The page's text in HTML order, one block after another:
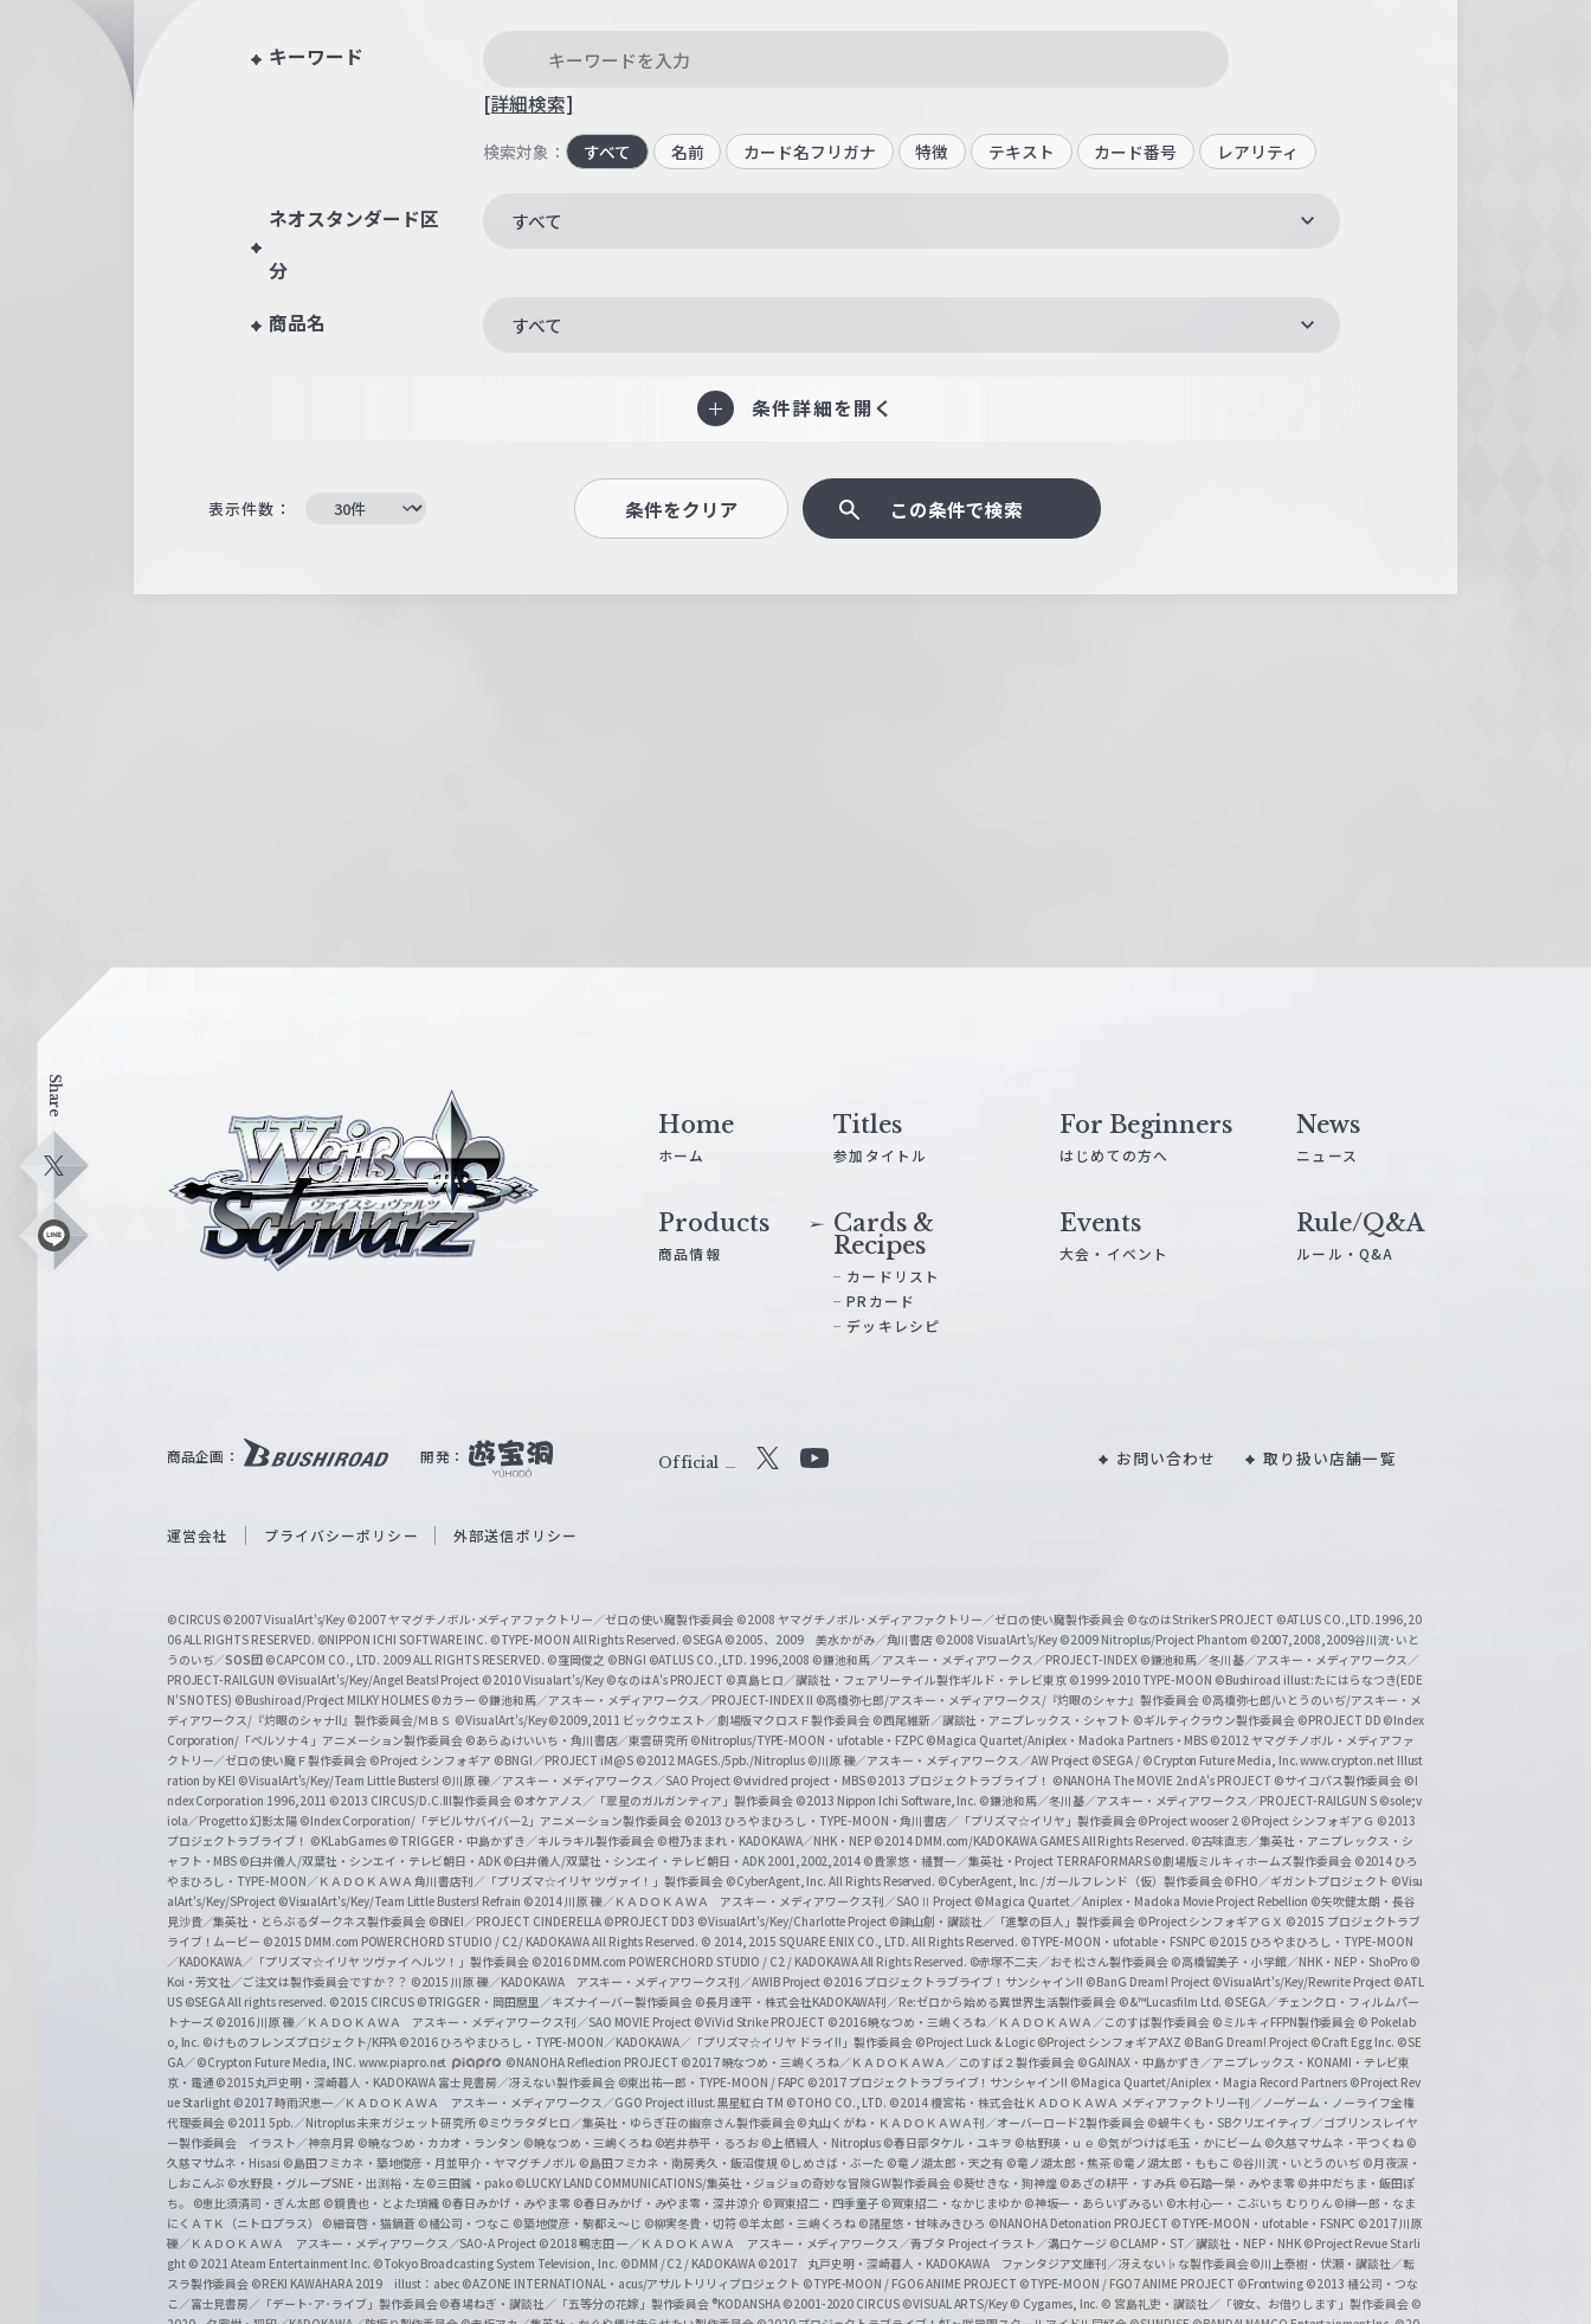
キーワード
[詳細検索]
検索対象： すべて 名前 カード名フリガナ 特徴 テキスト カード番号 レアリティ
ネオスタンダード区
分
すべて
商品名 すべて
条件詳細を開く
表示件数： 条件をクリア この条件で検索
Share
X
L
ス
W
i
c
h
w
a
r
z
Home
ホーム
Titles
参加タイトル
For Beginners
はじめての方へ
News
ニュース
Products
商品情報
Cards &
Recipes
カードリスト
PRカード
デッキレシピ
Events
大会・イベント
Rule/Q&A
ルール・Q&A
商品企画： 開発： Official
b
e
O
f
f
i
c
i
a
l
C
h
a
n
n
e
l
お問い合わせ 取り扱い店舗一覧
運営会社 プライバシーポリシー 外部送信ポリシー
©CIRCUS ©2007 VisualArt's/Key ©2007 ヤマグチノボル･メディアファクトリー／ゼロの使い魔製作委員会 ©2008 ヤマグチノボル･メディアファクトリー／ゼロの使い魔製作委員会 ©なのはStrikerS PROJECT ©ATLUS CO.,LTD.1996,20
06 ALL RIGHTS RESERVED. ©NIPPON ICHI SOFTWARE INC. ©TYPE-MOON All Rights Reserved. ©SEGA ©2005、2009 美水かがみ／角川書店 ©2008 VisualArt's/Key ©2009 Nitroplus/Project Phantom ©2007,2008,2009谷川流･いと
うのいぢ／SOS団 ©CAPCOM CO., LTD. 2009 ALL RIGHTS RESERVED. ©窪岡俊之 ©BNGI ©ATLUS CO.,LTD. 1996,2008 ©鎌池和馬／アスキー・メディアワークス／PROJECT-INDEX ©鎌池和馬／冬川基／アスキー・メディアワークス／
PROJECT-RAILGUN ©VisualArt's/Key/Angel Beats! Project ©2010 Visualart's/Key ©なのはA's PROJECT ©真島ヒロ／講談社・フェアリーテイル製作ギルド・テレビ東京 ©1999-2010 TYPE-MOON ©Bushiroad illust:たにはらなつき(EDE
N'S NOTES) ©Bushiroad/Project MILKY HOLMES ©カラー ©鎌池和馬／アスキー・メディアワークス／PROJECT-INDEX II ©高橋弥七郎/アスキー・メディアワークス/『灼眼のシャナ』製作委員会 ©高橋弥七郎/いとうのいぢ/アスキー・メ
ディアワークス/『灼眼のシャナII』製作委員会/ＭＢＳ ©VisualArt's/Key©2009,2011 ビックウエスト／劇場版マクロスＦ製作委員会 ©西尾維新／講談社・アニプレックス・シャフト ©ギルティクラウン製作委員会 ©PROJECT DD ©Index
Corporation/「ペルソナ４」アニメーション製作委員会 ©あらゐけいいち・角川書店／東雲研究所 ©Nitroplus/TYPE-MOON・ufotable・FZPC ©Magica Quartet/Aniplex・Madoka Partners・MBS ©2012 ヤマグチノボル・メディアファ
クトリー／ゼロの使い魔Ｆ製作委員会 ©Project シンフォギア ©BNGI／PROJECT iM@S ©2012 MAGES./5pb./Nitroplus ©川原 礫／アスキー・メディアワークス／AW Project ©SEGA / ©Crypton Future Media, Inc. www.crypton.net Illust
ration by KEI ©VisualArt's/Key/Team Little Busters! ©川原 礫／アスキー・メディアワークス／SAO Project ©vividred project・MBS ©2013 プロジェクトラブライブ！ ©NANOHA The MOVIE 2nd A's PROJECT ©サイコパス製作委員会 ©I
ndex Corporation 1996,2011 ©2013 CIRCUS/D.C.III製作委員会 ©オケアノス／「翠星のガルガンティア」製作委員会 ©2013 Nippon Ichi Software, Inc. ©鎌池和馬／冬川基／アスキー・メディアワークス／PROJECT-RAILGUN S ©sole;v
iola／Progetto 幻影太陽 ©Index Corporation/「デビルサバイバー2」アニメーション製作委員会 ©2013 ひろやまひろし・TYPE-MOON・角川書店／「プリズマ☆イリヤ」製作委員会©Project wooser 2 ©Project シンフォギアＧ ©2013
プロジェクトラブライブ！ ©KLabGames © TRIGGER・中島かずき／キルラキル製作委員会 ©橙乃ままれ・KADOKAWA／NHK・NEP ©2014 DMM.com/KADOKAWA GAMES All Rights Reserved. ©古味直志／集英社・アニプレックス・シ
ャフト・MBS ©臼井儀人/双葉社・シンエイ・テレビ朝日・ADK ©臼井儀人/双葉社・シンエイ・テレビ朝日・ADK 2001,2002,2014 ©貴家悠・橘賢一／集英社・Project TERRAFORMARS©劇場版ミルキィホームズ製作委員会 ©2014 ひろ
やまひろし・TYPE-MOON／ＫＡＤＯＫＡＷＡ 角川書店刊／「プリズマ☆イリヤ ツヴァイ！」製作委員会 ©CyberAgent, Inc. All Rights Reserved. ©CyberAgent, Inc. /ガールフレンド（仮）製作委員会©FHO／ギガントプロジェクト ©Visu
alArt's/Key/SProject ©VisualArt's/Key/Team Little Busters! Refrain ©2014 川原 礫／ＫＡＤＯＫＡＷＡ アスキー・メディアワークス刊／SAOⅡ Project ©Magica Quartet／Aniplex・Madoka Movie Project Rebellion ©矢吹健太朗・長谷
見沙貴／集英社・とらぶるダークネス製作委員会 ©BNEI／PROJECT CINDERELLA ©PROJECT DD3 ©VisualArt's/Key/Charlotte Project ©諫山創・講談社／「進撃の巨人」製作委員会 ©Project シンフォギアＧＸ ©2015 プロジェクトラブ
ライブ！ムービー ©2015 DMM.com POWERCHORD STUDIO / C2 / KADOKAWA All Rights Reserved. © 2014, 2015 SQUARE ENIX CO., LTD. All Rights Reserved. ©TYPE-MOON・ufotable・FSNPC ©2015 ひろやまひろし・TYPE-MOON
／KADOKAWA／「プリズマ☆イリヤ ツヴァイ ヘルツ！」製作委員会 ©2016 DMM.com POWERCHORD STUDIO / C2 / KADOKAWA All Rights Reserved. ©赤塚不二夫／おそ松さん製作委員会 ©高橋留美子・小学館／NHK・NEP・ShoPro ©
Koi・芳文社／ご注文は製作委員会ですか？？ ©2015 川原 礫／KADOKAWA アスキー・メディアワークス刊／AWIB Project ©2016 プロジェクトラブライブ！サンシャイン!! ©BanG Dream! Project ©VisualArt's/Key/Rewrite Project ©ATL
US ©SEGA All rights reserved. ©2015 CIRCUS ©TRIGGER・岡田麿里／キズナイーバー製作委員会 ©長月達平・株式会社KADOKAWA刊／Re:ゼロから始める異世界生活製作委員会 ©&™Lucasfilm Ltd. ©SEGA／チェンクロ・フィルムパー
トナーズ©2016 川原 礫／ＫＡＤＯＫＡＷＡ アスキー・メディアワークス刊／SAO MOVIE Project ©ViVid Strike PROJECT ©2016 暁なつめ・三嶋くろね／ＫＡＤＯＫＡＷＡ／このすば製作委員会 ©ミルキィFFPN製作委員会 © Pokelab
o, Inc. ©けものフレンズプロジェクト/KFPA ©2016 ひろやまひろし・TYPE-MOON／KADOKAWA／「プリズマ☆イリヤ ドライ!!」製作委員会 ©Project Luck & Logic ©Project シンフォギアAXZ ©BanG Dream! Project ©Craft Egg Inc. ©SE
GA／ ©Crypton Future Media, INC. www.piapro.net
©NANOHA Reflection PROJECT ©2017 暁なつめ・三嶋くろね／ＫＡＤＯＫＡＷＡ／このすば２製作委員会 ©GAINAX・中島かずき／アニプレックス・KONAMI・テレビ東
京・電通 ©2015丸戸史明・深崎暮人・KADOKAWA 富士見書房／冴えない製作委員会 ©東出祐一郎・TYPE-MOON / FAPC ©2017 プロジェクトラブライブ！サンシャイン!! ©Magica Quartet/Aniplex・Magia Record Partners ©Project Rev
ue Starlight ©2017 時雨沢恵一／ＫＡＤＯＫＡＷＡ アスキー・メディアワークス／GGO Project illust.黒星紅白 TM ©TOHO CO., LTD. ©2014 榎宮祐・株式会社ＫＡＤＯＫＡＷＡ メディアファクトリー刊／ノーゲーム・ノーライフ全権
代理委員会 ©2011 5pb.／Nitroplus 未来ガジェット研究所 ©ミウラタダヒロ／集英社・ゆらぎ荘の幽奈さん製作委員会©丸山くがね・ＫＡＤＯＫＡＷＡ刊／オーバーロード2製作委員会 ©蝸牛くも・SBクリエイティブ／ゴブリンスレイヤ
ー製作委員会 イラスト／神奈月昇 ©暁なつめ・カカオ・ランタン ©暁なつめ・三嶋くろね ©岩井恭平・るろお ©上栖綴人・Nitroplus ©春日部タケル・ユキヲ ©枯野瑛・ｕｅ ©気がつけば毛玉・かにビーム ©久慈マサムネ・平つくね ©
久慈マサムネ・Hisasi ©島田フミカネ・築地俊彦・月並甲介・ヤマグチノボル ©島田フミカネ・南房秀久・飯沼俊規 ©しめさば・ぶーた ©竜ノ湖太郎・天之有 ©竜ノ湖太郎・焦茶 ©竜ノ湖太郎・ももこ ©谷川流・いとうのいぢ ©月夜涙・
しおこんぶ ©水野良・グループSNE・出渕裕・左 ©三田誠・pako ©LUCKY LAND COMMUNICATIONS/集英社・ジョジョの奇妙な冒険GW製作委員会 ©葵せきな・狗神煌 ©あざの耕平・すみ兵 ©石踏一榮・みやま零 ©井中だちま・飯田ぽ
ち。
©恵比須清司・ぎん太郎 ©鏡貴也・とよた瑣織 ©春日みかげ・みやま零 ©春日みかげ・みやま零・深井涼介 ©賀東招二・四季童子 ©賀東招二・なかじまゆか ©神坂一・あらいずみるい ©木村心一・こぶいち むりりん ©榊一郎・なま
にくＡＴＫ（ニトロプラス） ©細音啓・猫鍋蒼 ©橘公司・つなこ ©築地俊彦・駒都え～じ ©柳実冬貴・切符 ©羊太郎・三嶋くろね ©諸星悠・甘味みきひろ ©NANOHA Detonation PROJECT ©TYPE-MOON・ufotable・FSNPC ©2017 川原
礫／ＫＡＤＯＫＡＷＡ アスキー・メディアワークス／SAO-A Project ©2018 鴨志田 一／ＫＡＤＯＫＡＷＡ アスキー・メディアワークス／青ブタ Project イラスト／溝口ケージ ©CLAMP・ST／講談社・NEP・NHK ©Project Revue Starli
ght © 2021 Ateam Entertainment Inc. ©Tokyo Broadcasting System Television, Inc. ©DMM / C2 / KADOKAWA ©2017 丸戸史明・深崎暮人・KADOKAWA ファンタジア文庫刊／冴えない♭な製作委員会©川上泰樹・伏瀬・講談社／転
スラ製作委員会 ©REKI KAWAHARA 2019 illust：abec ©AZONE INTERNATIONAL・acus/アサルトリリィプロジェクト ©TYPE-MOON / FGO6 ANIME PROJECT ©TYPE-MOON / FGO7 ANIME PROJECT ©Frontwing ©2013 橘公司・つな
こ／富士見書房／「デート･ア･ライブ」製作委員会©春場ねぎ・講談社／「五等分の花嫁」製作委員会 ®KODANSHA ©2001-2020 CIRCUS ©VISUAL ARTS/Key © Cygames, Inc. © 宮島礼吏・講談社／「彼女、お借りします」製作委員会 ©